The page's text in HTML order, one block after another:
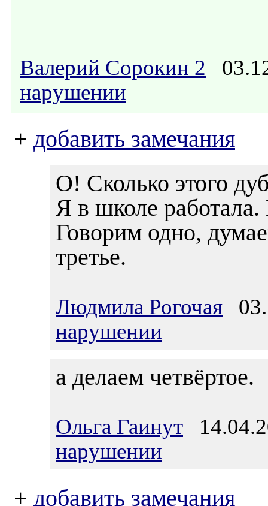
Валерий Сорокин 2
нарушении
+ добавить замечания
О! Сколько этого
Я в школе работала.
Говорим одно,
третье.
Людмила Рогочая
нарушении
а делаем четвёртое.
Ольга Гаинут
нарушении
+ добавить замечания